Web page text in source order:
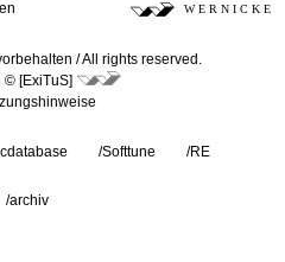
W E R N I C K E
/All rights reserved.
© [ExiTuS]
/Softtune /RE
/archiv